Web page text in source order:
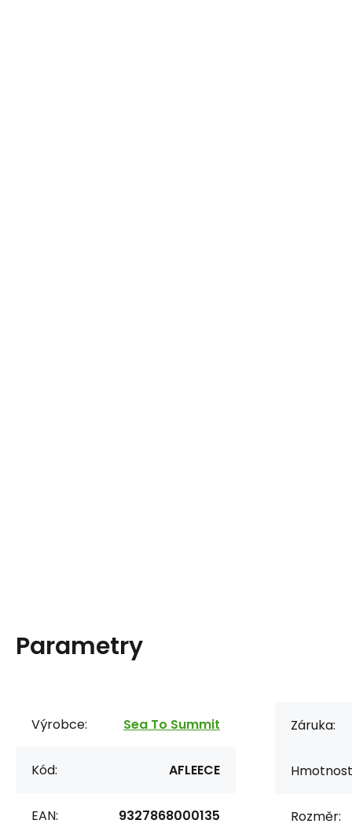
Parametry
Výrobce: Sea To Summit
Kód: AFLEECE
EAN: 9327868000135
Záruka:
Rozměr: